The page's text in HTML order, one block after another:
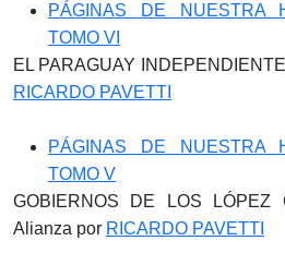
PÁGINAS DE NUESTRA
TOMO VI
EL PARAGUAY
RICARDO PAVETTI
PÁGINAS DE NUESTRA
TOMO V
GOBIERNOS DE LOS LÓPEZ
Alianza por RICARDO PAVETTI